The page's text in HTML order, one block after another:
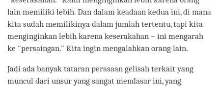
lain memiliki lebih. Dan dalam keadaan kedua ini, di mana
kita sudah memilikinya dalam jumlah tertentu, tapi kita
menginginkan lebih karena keserakahan – ini mengarah
ke "persaingan." Kita ingin mengalahkan orang lain.
Jadi ada banyak tataran perasaan gelisah terkait yang
muncul dari unsur yang sangat mendasar ini, yang